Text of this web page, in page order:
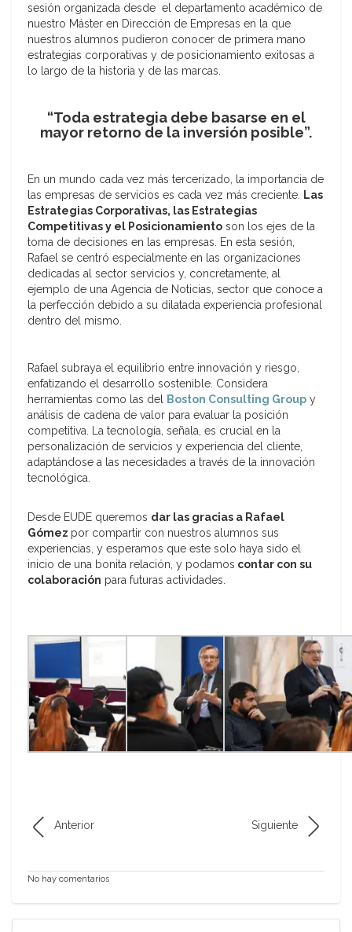
sesión organizada desde el departamento académico de
nuestro Máster en Dirección de Empresas en la que
nuestros alumnos pudieron conocer de primera mano
estrategias corporativas y de posicionamiento exitosas a
lo largo de la historia y de las marcas.
“Toda estrategia debe basarse en el
mayor retorno de la inversión posible”.
En un mundo cada vez más tercerizado, la importancia de
las empresas de servicios es cada vez más creciente. Las
Estrategias Corporativas, las Estrategias
Competitivas y el Posicionamiento son los ejes de la
toma de decisiones en las empresas. En esta sesión,
Rafael se centró especialmente en las organizaciones
dedicadas al sector servicios y, concretamente, al
ejemplo de una Agencia de Noticias, sector que conoce a
la perfección debido a su dilatada experiencia profesional
dentro del mismo.
Rafael subraya el equilibrio entre innovación y riesgo,
enfatizando el desarrollo sostenible. Considera
herramientas como las del Boston Consulting Group y
análisis de cadena de valor para evaluar la posición
competitiva. La tecnología, señala, es crucial en la
personalización de servicios y experiencia del cliente,
adaptándose a las necesidades a través de la innovación
tecnológica.
Desde EUDE queremos dar las gracias a Rafael
Gómez por compartir con nuestros alumnos sus
experiencias, y esperamos que este solo haya sido el
inicio de una bonita relación, y podamos contar con su
colaboración para futuras actividades.
Anterior Siguiente
No hay comentarios